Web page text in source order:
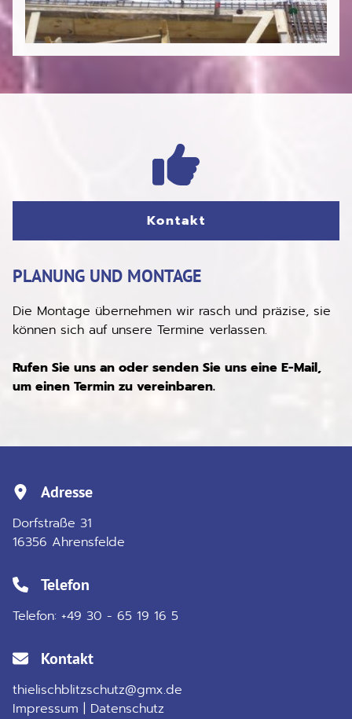
Kontakt
PLANUNG UND MONTAGE
Die Montage übernehmen wir rasch und präzise, sie
können sich auf unsere Termine verlassen.
Rufen Sie uns an oder senden Sie uns eine E-Mail,
um einen Termin zu vereinbaren.
Adresse
Dorfstraße 31
16356 Ahrensfelde
Telefon
Telefon: +49 30 - 65 19 16 5
Kontakt
thielischblitzschutz@gmx.de
Impressum | Datenschutz